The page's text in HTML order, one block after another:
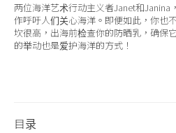
两位海洋艺术行动主义者Janet和Janina
作呼吁人们关心海洋。即便如此，你也
坎很高，出海前检查你的防晒乳，确保
的举动也是爱护海洋的方式！
目录